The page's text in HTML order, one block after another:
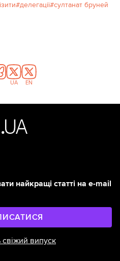
делегації султанат бруней
UA EN
найкращі статті на e-mail
випуск